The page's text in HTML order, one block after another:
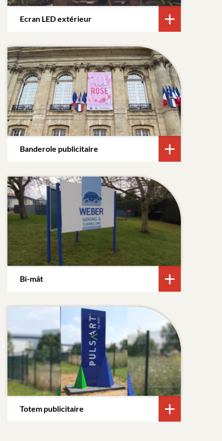
Ecran LED extérieur
Banderole publicitaire
Bi-mât
Totem publicitaire